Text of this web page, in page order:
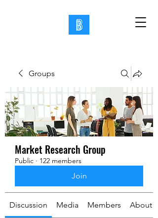
Groups
Market Research Group
Public · 122 members
Join
Discussion Media Members About